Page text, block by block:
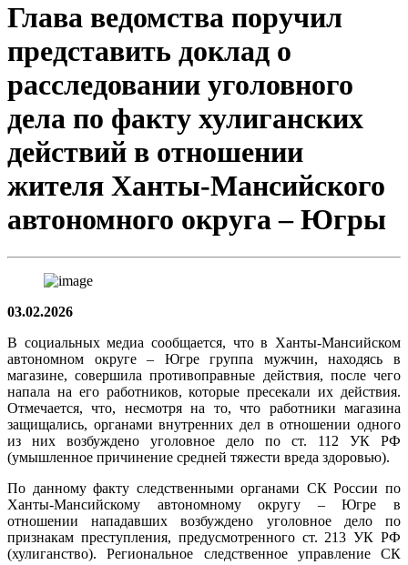
Глава ведомства поручил
представить доклад о
расследовании уголовного
дела по факту хулиганских
действий в отношении
жителя Ханты-Мансийского
автономного округа – Югры
03.02.2026
В социальных медиа сообщается, что в Ханты-Мансийском
автономном округе – Югре группа мужчин, находясь в
магазине, совершила противоправные действия, после чего
напала на его работников, которые пресекали их действия.
Отмечается, что, несмотря на то, что работники магазина
защищались, органами внутренних дел в отношении одного
из них возбуждено уголовное дело по ст. 112 УК РФ
(умышленное причинение средней тяжести вреда здоровью).
По данному факту следственными органами СК России по
Ханты-Мансийскому автономному округу – Югре в
отношении нападавших возбуждено уголовное дело по
признакам преступления, предусмотренного ст. 213 УК РФ
(хулиганство). Региональное следственное управление СК